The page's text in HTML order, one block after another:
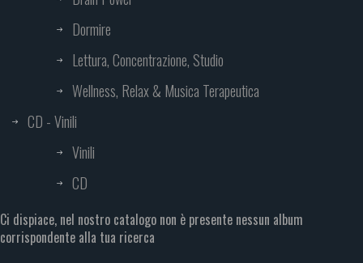
Dormire
Lettura, Concentrazione, Studio
Wellness, Relax & Musica Terapeutica
CD - Vinili
Vinili
CD
Ci dispiace, nel nostro catalogo non è presente nessun album
corrispondente alla tua ricerca